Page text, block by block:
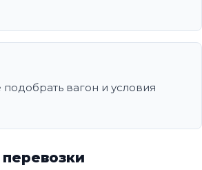
подобрать вагон и условия